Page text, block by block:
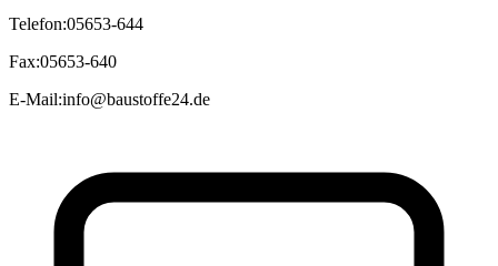
Telefon:05653-644
Fax:05653-640
E-Mail:info@baustoffe24.de